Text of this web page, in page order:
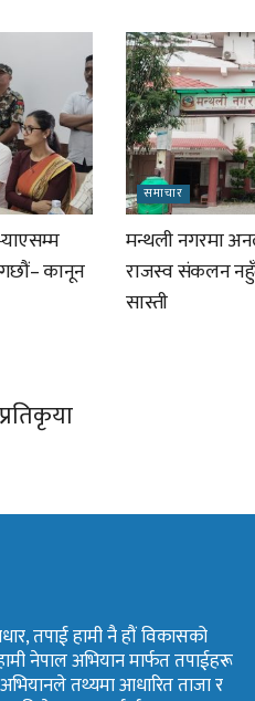
कानून
समाचार
मन्थली नगरमा
राजस्व संकलन
सास्ती
तपाई हामी नै हौं विकासको
नेपाल अभियान मार्फत तपाईहरू
तथ्यमा आधारित ताजा र